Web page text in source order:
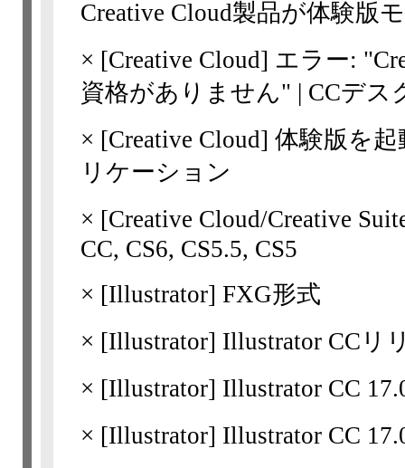
Creative Cloud製品が体験版
× [Creative Cloud] エラー:
資格がありません" | CCデス
× [Creative Cloud] 体験版を起
リケーション
× [Creative Cloud/Creative
CC, CS6, CS5.5, CS5
× [Illustrator] FXG形式
× [Illustrator] Illustrator CCリ
× [Illustrator] Illustrator CC
× [Illustrator] Illustrator CC